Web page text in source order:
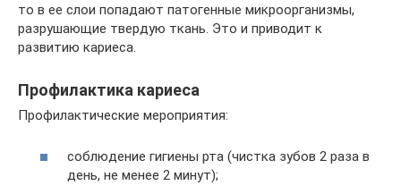
то в ее слои попадают патогенные микроорганизмы,
разрушающие твердую ткань. Это и приводит к
развитию кариеса.
Профилактика кариеса
Профилактические мероприятия:
соблюдение гигиены рта (чистка зубов 2 раза в
день, не менее 2 минут);